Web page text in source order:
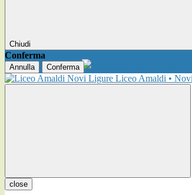
Chiudi
Conferma
Annulla Conferma
Liceo Amaldi •
close